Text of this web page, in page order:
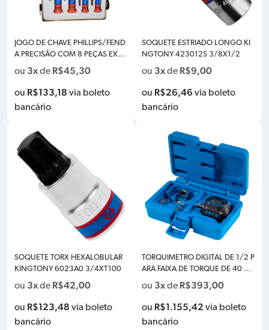
JOGO DE CHAVE PHILLIPS/FEND
A PRECISÃO COM 8 PEÇAS EXTR
EMIDADE GIRATÓRIA KINGTONY
32108MR
ou 3xde R$45,30
ou R$133,18 via boleto
bancário
SOQUETE ESTRIADO LONGO KI
NGTONY 423012S 3/8X1/2
ou 3xde R$9,00
ou R$26,46 via boleto
bancário
SOQUETE TORX HEXALOBULAR
KINGTONY 6023A0 3/4XT100
ou 3xde R$42,00
ou R$123,48 via boleto
bancário
TORQUIMETRO DIGITAL DE 1/2 P
ARA FAIXA DE TORQUE DE 40 A
200NM COM INDICACAO DE A
NGULO 360 KINGTONY 34417-
ou 3xde R$393,00
ou R$1.155,42 via boleto
bancário